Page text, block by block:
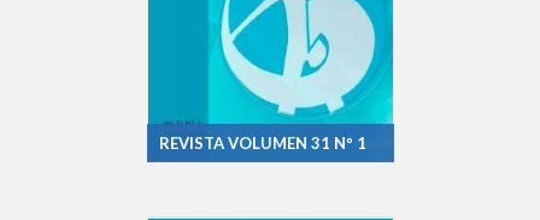
REVISTA VOLUMEN 31 Nº 1